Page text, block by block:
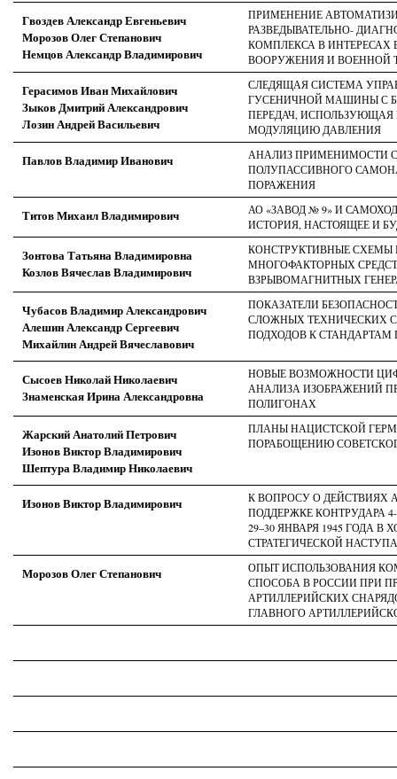
Гвоздев Александр Евгеньевич
Морозов Олег Степанович
Немцов Александр Владимирович
ПРИМЕНЕНИЕ
РАЗВЕДЫВАТЕЛЬНО-
КОМПЛЕКСА В ИНТЕРЕСАХ
ВООРУЖЕНИЯ И ВОЕННОЙ
Герасимов Иван Михайлович
Зыков Дмитрий Александрович
Лозин Андрей Васильевич
СЛЕДЯЩАЯ СИСТЕМА
ГУСЕНИЧНОЙ МАШИНЫ С
ПЕРЕДАЧ,
МОДУЛЯЦИЮ ДАВЛЕНИЯ
Павлов Владимир Иванович
АНАЛИЗ ПРИМЕНИМОСТИ
ПОЛУПАССИВНОГО
ПОРАЖЕНИЯ
Титов Михаил Владимирович
АО «ЗАВОД № 9» И
ИСТОРИЯ, НАСТОЯЩЕЕ И
Зонтова Татьяна Владимировна
Козлов Вячеслав Владимирович
КОНСТРУКТИВНЫЕ СХЕМЫ
МНОГОФАКТОРНЫХ
ВЗРЫВОМАГНИТНЫХ
Чубасов Владимир Александрович
Алешин Александр Сергеевич
Михайлин Андрей Вячеславович
ПОКАЗАТЕЛИ
СЛОЖНЫХ ТЕХНИЧЕСКИХ
ПОДХОДОВ К СТАНДАРТАМ
Сысоев Николай Николаевич
Знаменская Ирина Александровна
НОВЫЕ ВОЗМОЖНОСТИ
АНАЛИЗА ИЗОБРАЖЕНИЙ
ПОЛИГОНАХ
Жарский Анатолий Петрович
Изонов Виктор Владимирович
Шептура Владимир Николаевич
ПЛАНЫ НАЦИСТСКОЙ
ПОРАБОЩЕНИЮ
Изонов Виктор Владимирович
К ВОПРОСУ О ДЕЙСТВИЯХ
ПОДДЕРЖКЕ КОНТРУДАРА
29–30 ЯНВАРЯ 1945 ГОДА
СТРАТЕГИЧЕСКОЙ
Морозов Олег Степанович
ОПЫТ ИСПОЛЬЗОВАНИЯ
СПОСОБА В РОССИИ ПРИ
АРТИЛЛЕРИЙСКИХ
ГЛАВНОГО